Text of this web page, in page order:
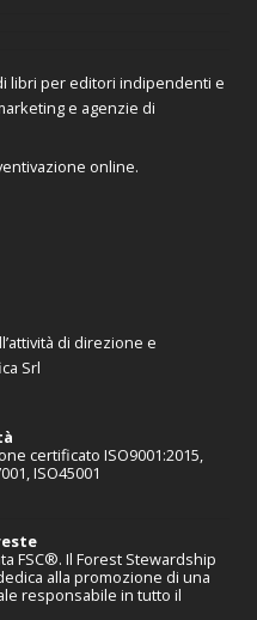
libri per editori indipendenti e
e agenzie di
online.
di direzione e
Srl
certificato ISO9001:2015,
ISO45001
FSC®. Il Forest Stewardship
alla promozione di una
responsabile in tutto il